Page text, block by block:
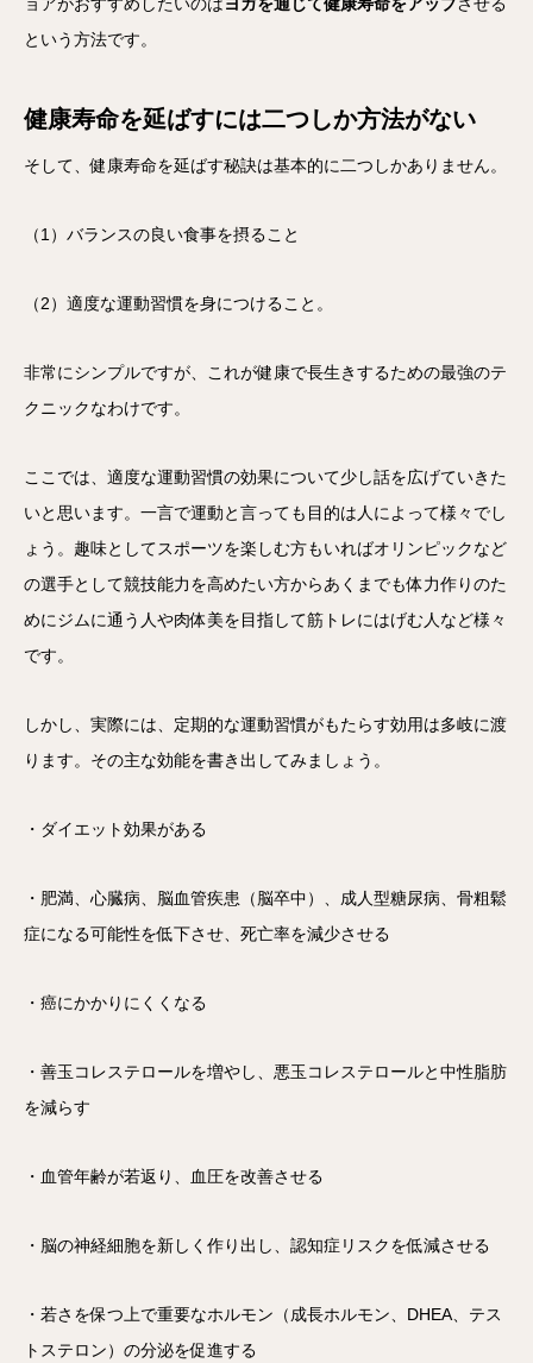
という方法です。
健康寿命を延ばすには二つしか方法がない
そして、健康寿命を延ばす秘訣は基本的に二つしかありません。
（1）バランスの良い食事を摂ること
（2）適度な運動習慣を身につけること。
非常にシンプルですが、これが健康で長生きするための最強のテ
クニックなわけです。
ここでは、適度な運動習慣の効果について少し話を広げていきた
いと思います。一言で運動と言っても目的は人によって様々でし
ょう。趣味としてスポーツを楽しむ方もいればオリンピックなど
の選手として競技能力を高めたい方からあくまでも体力作りのた
めにジムに通う人や肉体美を目指して筋トレにはげむ人など様々
です。
しかし、実際には、定期的な運動習慣がもたらす効用は多岐に渡
ります。その主な効能を書き出してみましょう。
・ダイエット効果がある
・肥満、心臓病、脳血管疾患（脳卒中）、成人型糖尿病、骨粗鬆
症になる可能性を低下させ、死亡率を減少させる
・癌にかかりにくくなる
・善玉コレステロールを増やし、悪玉コレステロールと中性脂肪
を減らす
・血管年齢が若返り、血圧を改善させる
・脳の神経細胞を新しく作り出し、認知症リスクを低減させる
・若さを保つ上で重要なホルモン（成長ホルモン、DHEA、テス
トステロン）の分泌を促進する